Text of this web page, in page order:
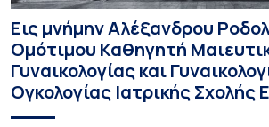
Εις μνήμην Αλέξανδρου
Ομότιμου Καθηγητή
Γυναικολογίας και
Ογκολογίας Ιατρικής Σχολής